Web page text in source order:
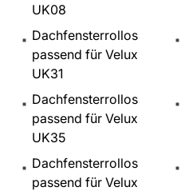
UK08
Dachfensterrollos
passend für Velux
UK31
Dachfensterrollos
passend für Velux
UK35
Dachfensterrollos
passend für Velux